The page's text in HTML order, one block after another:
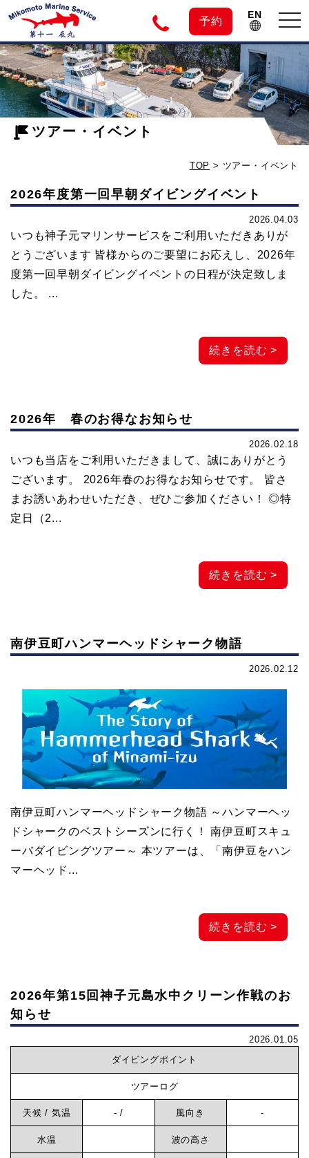
予約
EN
神
子
元
ダ
グ
な
元
リ
ン
サ
ー
ツアー・イベント
TOP > ツアー・イベント
2026年度第一回早朝ダイビングイベント
2026.04.03
いつも神子元マリンサービスをご利用いただきありが
とうございます 皆様からのご要望にお応えし、2026年
度第一回早朝ダイビングイベントの日程が決定致しま
した。 ...
続きを読む >
2026年 春のお得なお知らせ
2026.02.18
いつも当店をご利用いただきまして、誠にありがとう
ございます。 2026年春のお得なお知らせです。 皆さ
まお誘いあわせいただき、ぜひご参加ください！ ◎特
定日（2...
続きを読む >
南伊豆町ハンマーヘッドシャーク物語
2026.02.12
南伊豆町ハンマーヘッドシャーク物語 ～ハンマーヘッ
ドシャークのベストシーズンに行く！ 南伊豆町スキュ
ーバダイビングツアー～ 本ツアーは、「南伊豆をハン
マーヘッド...
続きを読む >
2026年第15回神子元島水中クリーン作戦のお
知らせ
2026.01.05
ダイビングポイント
ツアーログ
天候 / 気温 - / 風向き -
水温 波の高さ